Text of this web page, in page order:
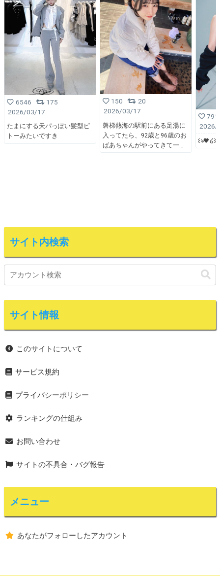
6546
175
2026/03/17
たまにする天パっぽい髪型ピ
トーみたいですき
150
20
2026/03/17
磐梯熱海の駅前にある足湯に
入ってたら、92歳と96歳のお
ばあちゃんがやってきて一
791
2026/
꒰ঌ🖤໒꒱
サイト内検索
サイト情報
このサイトについて
サービス規約
プライバシーポリシー
ランキングの仕組み
お問い合わせ
サイトの不具合・バグ報告
メニュー
あなたがフォローしたアカウント